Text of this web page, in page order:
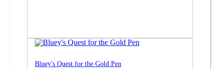
Bluey's Quest for the Gold Pen